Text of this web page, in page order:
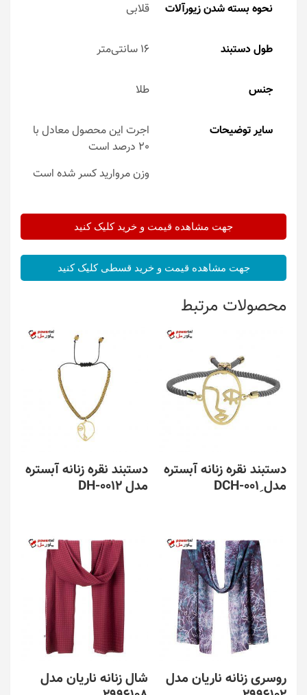
نحوه بسته شدن زیورآلات قلابی
طول دستبند 16 سانتی‌متر
جنس طلا
سایر توضیحات
اجرت این محصول معادل با
20 درصد است
وزن مروارید کسر شده است
جهت مشاهده قیمت و خرید کلیک کنید
جهت مشاهده قیمت و خرید قسطی کلیک کنید
محصولات مرتبط
دستبند نقره زنانه آبستره
مدل ِDCH-001
دستبند نقره زنانه آبستره
مدل DH-0012
روسری زنانه ناریان مدل
شال زنانه ناریان مدل